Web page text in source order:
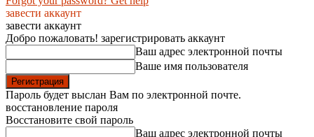
завести аккаунт
завести аккаунт
Добро пожаловать! зарегистрировать аккаунт
Ваш адрес электронной почты
Ваше имя пользователя
Пароль будет выслан Вам по электронной почте.
восстановление пароля
Восстановите свой пароль
Ваш адрес электронной почты